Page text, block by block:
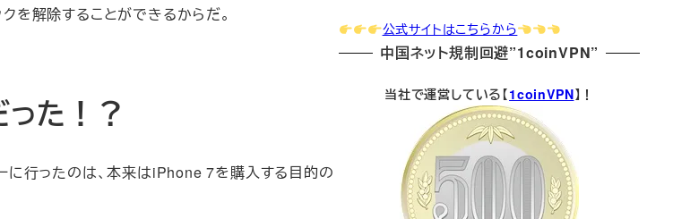
を解除することができるからだ。
た！？
に行ったのは、本来はiPhone 7を購入する目的の
公式サイトはこちらから
中国ネット規制回避”1coinVPN”
当社で運営している【1coinVPN】！